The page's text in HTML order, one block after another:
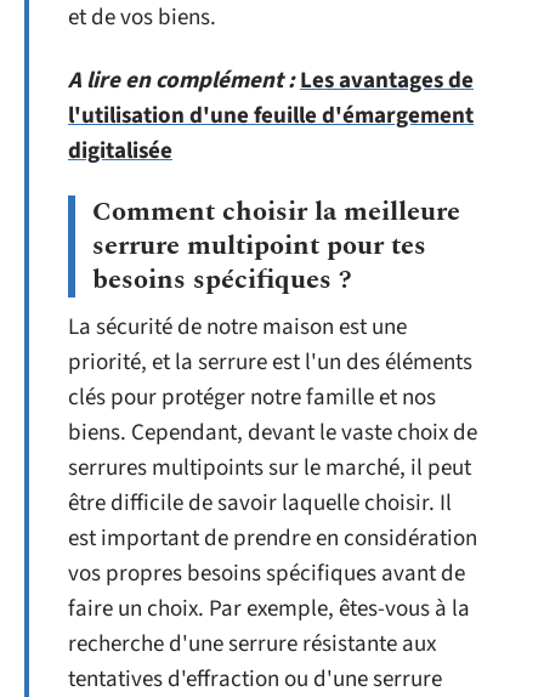
et de vos biens.
A lire en complément :Les avantages de
l'utilisation d'une feuille d'émargement
digitalisée
Comment choisir la meilleure
serrure multipoint pour tes
besoins spécifiques ?
La sécurité de notre maison est une
priorité, et la serrure est l'un des éléments
clés pour protéger notre famille et nos
biens. Cependant, devant le vaste choix de
serrures multipoints sur le marché, il peut
être difficile de savoir laquelle choisir. Il
est important de prendre en considération
vos propres besoins spécifiques avant de
faire un choix. Par exemple, êtes-vous à la
recherche d'une serrure résistante aux
tentatives d'effraction ou d'une serrure